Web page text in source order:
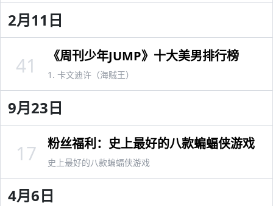
2月11日
《周刊少年JUMP》十大美男排行榜
1. 卡文迪许（海贼王）
41
9月23日
粉丝福利：史上最好的八款蝙蝠侠游戏
史上最好的八款蝙蝠侠游戏
17
4月6日